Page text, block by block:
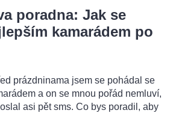
poradna: Jak se
kamarádem po
prázdninama jsem se pohádal se
a on se mnou pořád nemluví,
asi pět sms. Co bys poradil, aby